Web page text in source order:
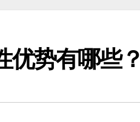
优势有哪些？